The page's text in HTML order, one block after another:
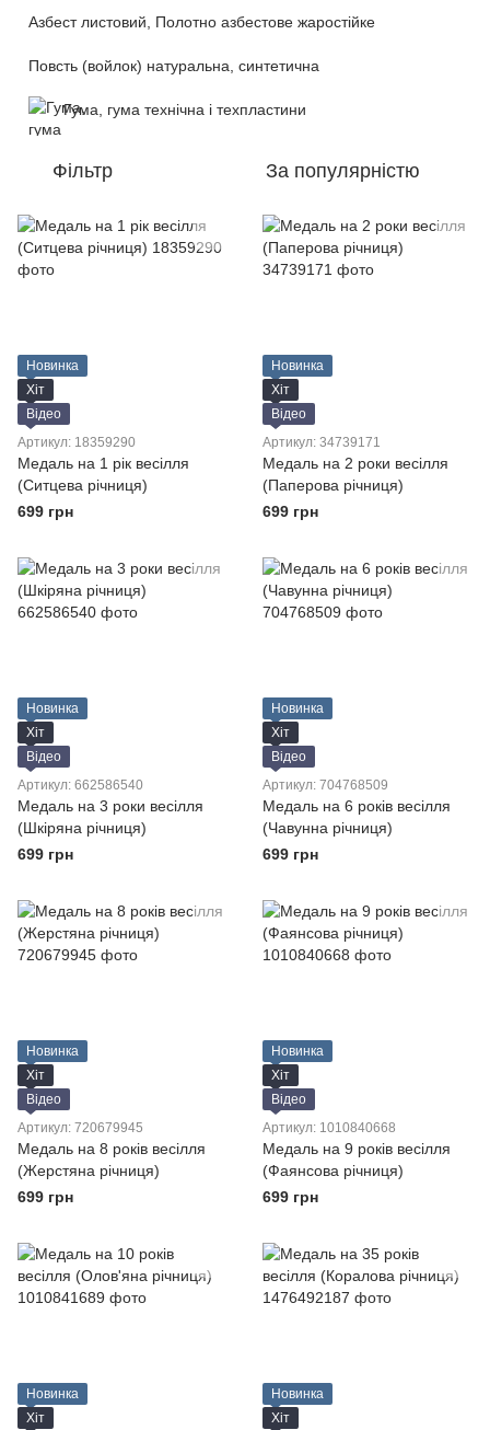
Азбест листовий, Полотно азбестове жаростійке
Повсть (войлок) натуральна, синтетична
Гума, гума технічна і техпластини
Фільтр За популярністю
Новинка
Хіт
Відео
Артикул: 18359290
Медаль на 1 рік весілля
(Ситцева річниця)
699 грн
Новинка
Хіт
Відео
Артикул: 34739171
Медаль на 2 роки весілля
(Паперова річниця)
699 грн
Новинка
Хіт
Відео
Артикул: 662586540
Медаль на 3 роки весілля
(Шкіряна річниця)
699 грн
Новинка
Хіт
Відео
Артикул: 704768509
Медаль на 6 років весілля
(Чавунна річниця)
699 грн
Новинка
Хіт
Відео
Артикул: 720679945
Медаль на 8 років весілля
(Жерстяна річниця)
699 грн
Новинка
Хіт
Відео
Артикул: 1010840668
Медаль на 9 років весілля
(Фаянсова річниця)
699 грн
Новинка
Хіт
Новинка
Хіт